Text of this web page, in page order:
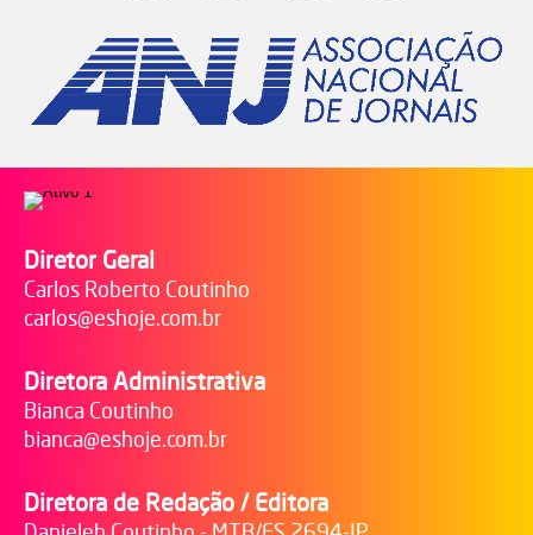
Diretor Geral
Carlos Roberto Coutinho
carlos@eshoje.com.br
Diretora Administrativa
Bianca Coutinho
bianca@eshoje.com.br
Diretora de Redação / Editora